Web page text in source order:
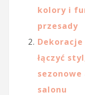
kolory i
przesady
łączyć
salonu